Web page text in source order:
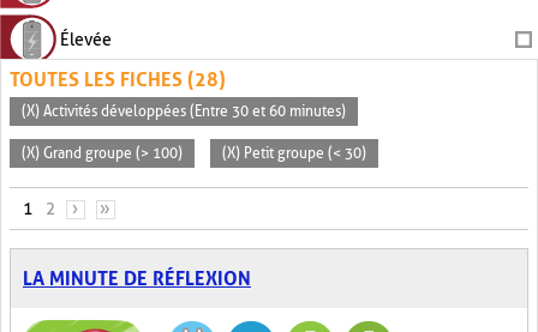
Élevée
TOUTES LES FICHES (28)
(X) Activités développées (Entre 30 et 60 minutes)
(X) Grand groupe (> 100) (X) Petit groupe (< 30)
PAGES
1 2 › »
LA MINUTE DE RÉFLEXION